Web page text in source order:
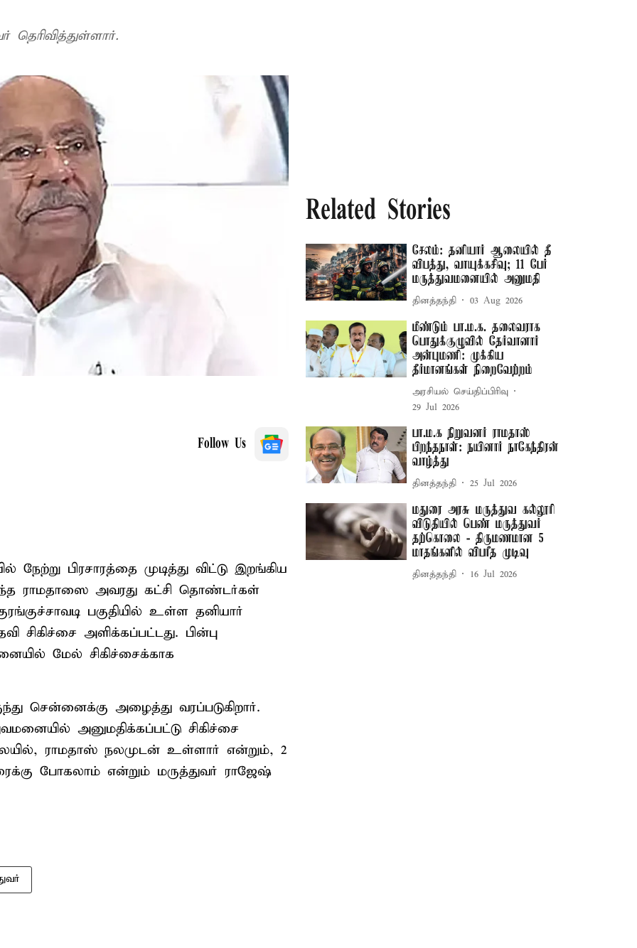
Follow Us
பிரசாரத்தை முடித்து விட்டு இறங்கிய
ராமதாஸை அவரது கட்சி தொண்டர்கள்
பகுதியில் உள்ள தனியார்
சிகிச்சை அளிக்கப்பட்டது. பின்பு
மேல் சிகிச்சைக்காக
சென்னைக்கு அழைத்து வரப்படுகிறார்.
அனுமதிக்கப்பட்டு சிகிச்சை
ராமதாஸ் நலமுடன் உள்ளார் என்றும், 2
போகலாம் என்றும் மருத்துவர் ராஜேஷ்
Related Stories
சேலம்: தனியார் ஆலையில் தீ
விபத்து, வாயுக்கசிவு; 11 பேர்
மருத்துவமனையில் அனுமதி
தினத்தந்தி 03 Aug 2026
மீண்டும் பா.ம.க. தலைவராக
பொதுக்குழுவில் தேர்வானார்
அன்புமணி: முக்கிய
தீர்மானங்கள் நிறைவேற்றம்
அரசியல் செய்திப்பிரிவு
29 Jul 2026
பா.ம.க நிறுவனர் ராமதாஸ்
பிறந்தநாள்: நயினார் நாகேந்திரன்
வாழ்த்து
தினத்தந்தி 25 Jul 2026
மதுரை அரசு மருத்துவ கல்லூரி
விடுதியில் பெண் மருத்துவர்
தற்கொலை - திருமணமான 5
மாதங்களில் விபரீத முடிவு
தினத்தந்தி 16 Jul 2026